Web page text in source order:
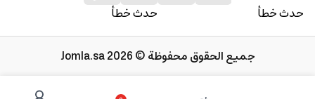
حدث خطأ حدث خطأ
جميع الحقوق محفوظة © 2026 Jomla.sa